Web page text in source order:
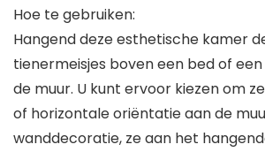
Hoe te gebruiken:
Hangend deze esthetische kamer
tienermeisjes boven een bed of
de muur. U kunt ervoor kiezen om
of horizontale oriëntatie aan de
wanddecoratie, ze aan het